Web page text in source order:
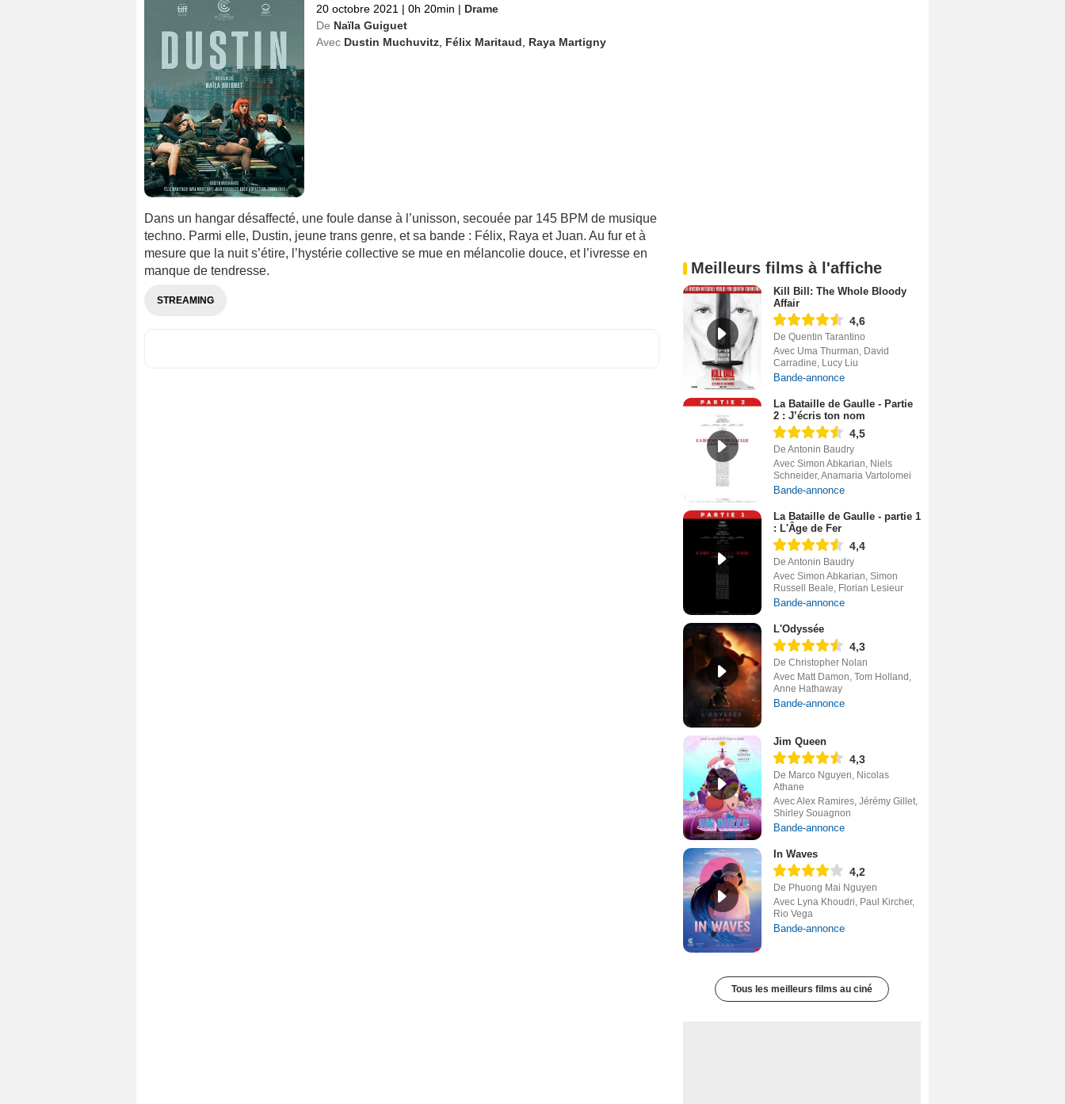
20 octobre 2021 | 0h 20min | Drame
De Naïla Guiguet
Avec Dustin Muchuvitz, Félix Maritaud Raya Martigny
Dans un hangar désaffecté, une foule danse à l’unisson, secouée par 145 BPM de musique
techno. Parmi elle, Dustin, jeune trans genre, et sa bande : Félix, Raya et Juan. Au fur et à
mesure que la nuit s’étire, l’hystérie collective se mue en mélancolie douce, et l’ivresse en
manque de tendresse.
STREAMING
Meilleurs films à l'affiche
Kill Bill: The Whole Bloody
Affair
4,6
De Quentin Tarantino
Avec Uma Thurman, David
Carradine, Lucy Liu
Bande-annonce
La Bataille de Gaulle - Partie
2 : J’écris ton nom
4,5
De Antonin Baudry
Avec Simon Abkarian, Niels
Schneider, Anamaria Vartolomei
Bande-annonce
La Bataille de Gaulle - partie 1
: L'Âge de Fer
4,4
De Antonin Baudry
Avec Simon Abkarian, Simon
Russell Beale, Florian Lesieur
Bande-annonce
L'Odyssée
4,3
De Christopher Nolan
Avec Matt Damon, Tom Holland,
Anne Hathaway
Bande-annonce
Jim Queen
4,3
De Marco Nguyen, Nicolas
Athane
Avec Alex Ramires, Jérémy Gillet,
Shirley Souagnon
Bande-annonce
In Waves
4,2
De Phuong Mai Nguyen
Avec Lyna Khoudri, Paul Kircher,
Rio Vega
Bande-annonce
Tous les meilleurs films au ciné